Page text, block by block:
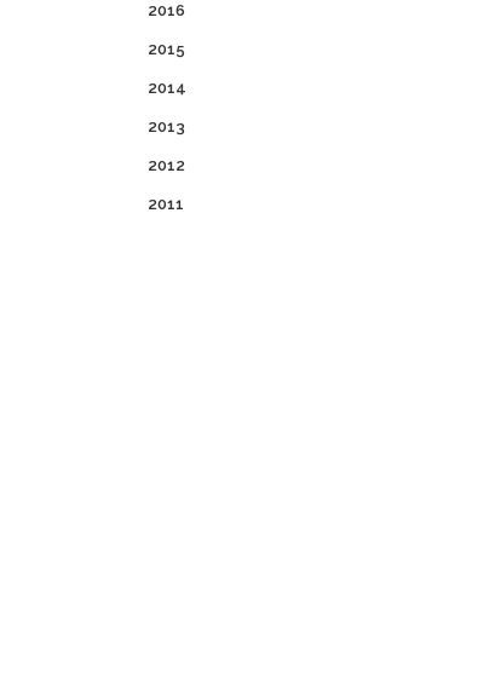
2016
2015
2014
2013
2012
2011